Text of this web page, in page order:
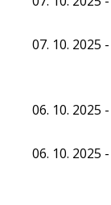
07. 10. 2025
06. 10. 2025
06. 10. 2025